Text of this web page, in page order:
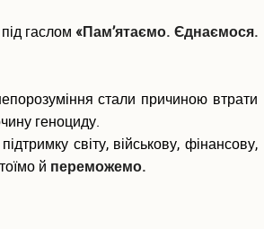
гаслом«Пам’ятаємо. Єднаємося.
стали причиною втрати
геноциду.
світу, військову, фінансову,
й переможемо.